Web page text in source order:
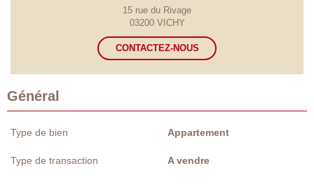
15 rue du Rivage
03200 VICHY
CONTACTEZ-NOUS
Général
Type de bien Appartement
Type de transaction A vendre